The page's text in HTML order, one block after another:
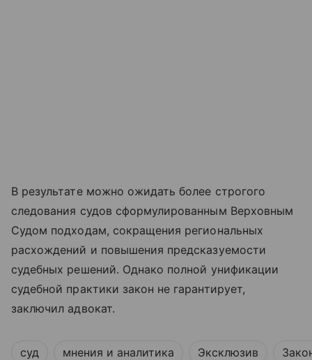
В результате можно ожидать более строгого
следования судов сформулированным Верховным
Судом подходам, сокращения региональных
расхождений и повышения предсказуемости
судебных решений. Однако полной унификации
судебной практики закон не гарантирует,
заключил адвокат.
суд мнения и аналитика Эксклюзив